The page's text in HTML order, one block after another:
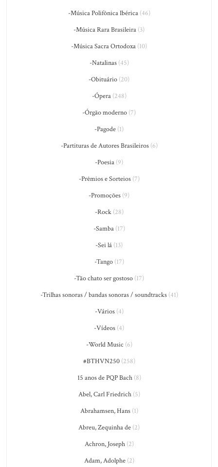
-Música Polifônica Ibérica(46)
-Música Rara Brasileira (3)
-Música Sacra Ortodoxa (10)
-Natalinas(45)
-Obituário (20)
-Ópera(248)
-Órgão moderno (7)
-Pagode (1)
-Partituras de Autores Brasileiros(6)
-Poesia (9)
-Prêmios e Sorteios(7)
-Promoções (9)
-Rock(28)
-Samba(17)
-Sei lá (13)
-Tango(17)
-Tão chato ser gostoso (17)
-Trilhas sonoras / bandas sonoras / soundtracks(41)
-Vários(4)
-Vídeos (4)
-World Music (6)
#BTHVN250(258)
15 anos de PQP Bach(8)
Abel, Carl Friedrich(5)
Abrahamsen, Hans(1)
Abreu, Zequinha de (2)
Achron, Joseph(2)
Adam, Adolphe(2)